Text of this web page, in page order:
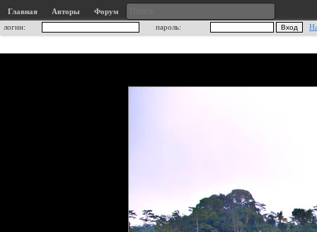
Главная Авторы
Форум
логин:
пароль: